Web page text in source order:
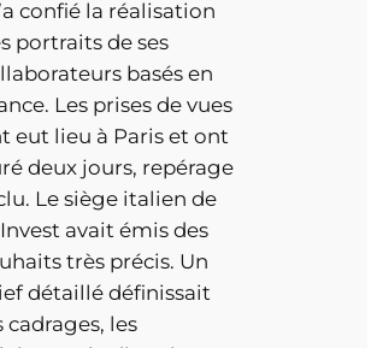
confié la réalisation
portraits de ses
basés en
Les prises de vues
eut lieu à Paris et ont
deux jours, repérage
Le siège italien de
Invest avait émis des
très précis. Un
détaillé définissait
cadrages, les